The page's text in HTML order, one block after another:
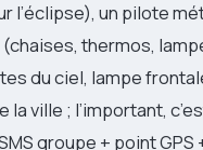
un pilote
thermos,
du ciel, lampe
ville ; l’important,
groupe + point